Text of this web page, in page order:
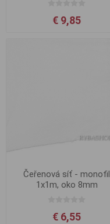
€ 9,85
Čeřenová síť - monofil
1x1m, oko 8mm
€ 6,55